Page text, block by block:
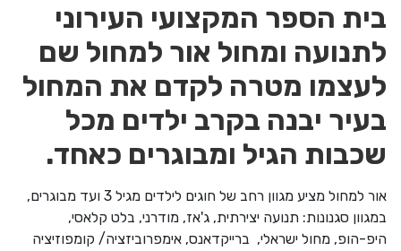
בית הספר המקצועי העירוני
לתנועה ומחול אור למחול שם
לעצמו מטרה לקדם את המחול
בעיר יבנה בקרב ילדים מכל
שכבות הגיל ומבוגרים כאחד.
אור למחול מציע מגוון רחב של חוגים לילדים מגיל 3 ועד מבוגרים,
במגוון סגנונות: תנועה יצירתית, ג'אז, מודרני, בלט קלאסי,
היפ-הופ, מחול ישראלי, ברייקדאנס, אימפרוביזציה/ קומפוזיציה